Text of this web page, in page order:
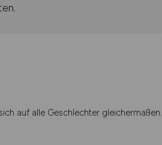
auf alle Geschlechter gleichermaßen.